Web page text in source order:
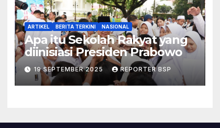
ARTIKEL BERITA TERKINI NASIONAL
Apa itu Sekolah Rakyat yang
diinisiasi Presiden Prabowo
19 SEPTEMBER 2025 REPORTER BSP